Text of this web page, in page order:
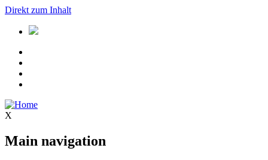
Direkt zum Inhalt
X
Main navigation